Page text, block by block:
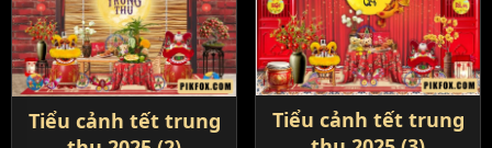
Tiểu cảnh tết trung
Tiểu cảnh tết trung